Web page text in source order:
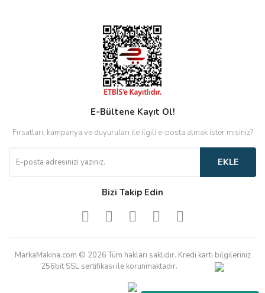
E-Bültene Kayıt Ol!
Fırsatları, kampanya ve duyuruları ile ilgili e-posta almak ister misiniz?
EKLE
Bizi Takip Edin
MarkaMakina.com © 2026 Tüm hakları saklıdır. Kredi kartı bilgileriniz
256bit SSL sertifikası ile korunmaktadır.